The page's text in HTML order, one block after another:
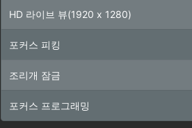
HD 라이브 뷰(1920 x 1280)
포커스 피킹
조리개 잠금
포커스 프로그래밍